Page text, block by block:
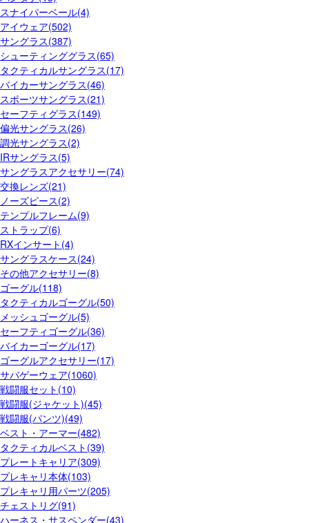
スナイパーベール(4)
アイウェア(502)
サングラス(387)
シューティンググラス(65)
タクティカルサングラス(17)
バイカーサングラス(46)
スポーツサングラス(21)
セーフティグラス(149)
偏光サングラス(26)
調光サングラス(2)
IRサングラス(5)
サングラスアクセサリー(74)
交換レンズ(21)
ノーズピース(2)
テンプルフレーム(9)
ストラップ(6)
RXインサート(4)
サングラスケース(24)
その他アクセサリー(8)
ゴーグル(118)
タクティカルゴーグル(50)
メッシュゴーグル(5)
セーフティゴーグル(36)
バイカーゴーグル(17)
ゴーグルアクセサリー(17)
サバゲーウェア(1060)
戦闘服セット(10)
戦闘服(ジャケット)(45)
戦闘服(パンツ)(49)
ベスト・アーマー(482)
タクティカルベスト(39)
プレートキャリア(309)
プレキャリ本体(103)
プレキャリ用パーツ(205)
チェストリグ(91)
ハーネス・サスペンダー(43)